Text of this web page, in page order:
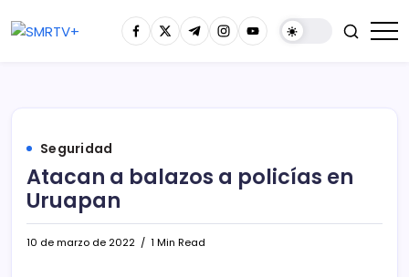
Seguridad
Atacan a balazos a policías en
Uruapan
10 de marzo de 2022 1 Min Read